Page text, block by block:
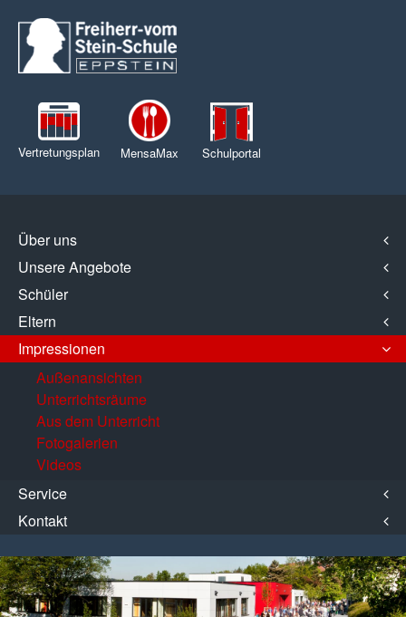
Vertretungsplan MensaMax Schulportal
Über uns
Unsere Angebote
Schüler
Eltern
Impressionen
Außenansichten
Unterrichtsräume
Aus dem Unterricht
Fotogalerien
Videos
Service
Kontakt